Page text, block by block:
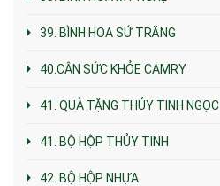
39. BÌNH HOA SỨ TRẮNG
40.CÂN SỨC KHỎE CAMRY
41. QUÀ TẶNG THỦY TINH NGỌC
41. BỘ HỘP THỦY TINH
42. BỘ HỘP NHỰA